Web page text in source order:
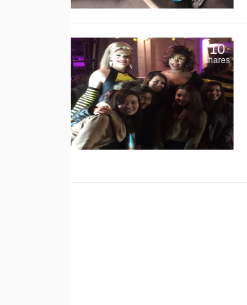
10
shares